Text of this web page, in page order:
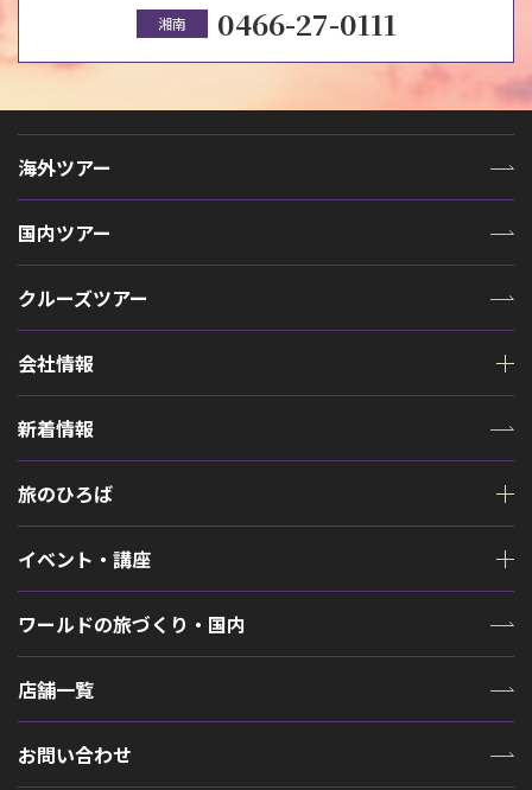
湘南 0466-27-0111
海外ツアー
国内ツアー
クルーズツアー
会社情報
新着情報
旅のひろば
イベント・講座
ワールドの旅づくり・国内
店舗一覧
お問い合わせ